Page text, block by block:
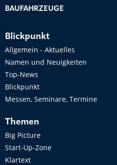
BAUFAHRZEUGE
Blickpunkt
Allgemein - Aktuelles
Namen und Neuigkeiten
Top-News
Blickpunkt
Messen, Seminare, Termine
Themen
Big Picture
Start-Up-Zone
Klartext